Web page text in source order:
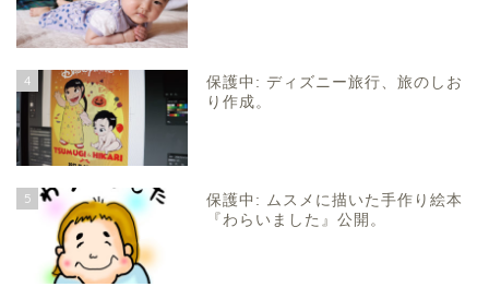
4
保護中: ディズニー旅行、旅のしお
り作成。
5
保護中: ムスメに描いた手作り絵本
『わらいました』公開。